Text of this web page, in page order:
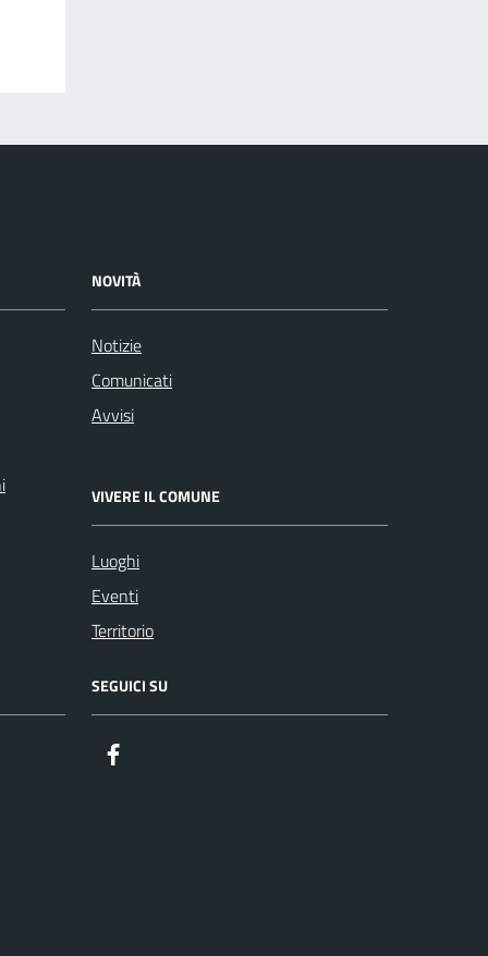
NOVITÀ
Notizie
Comunicati
Avvisi
VIVERE IL COMUNE
Luoghi
Eventi
Territorio
SEGUICI SU